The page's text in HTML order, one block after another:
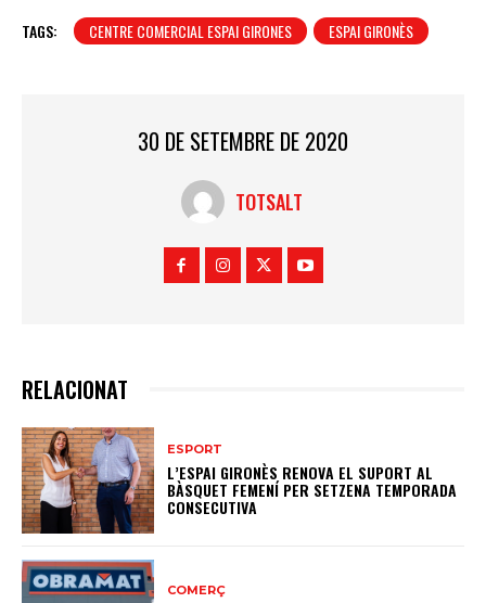
TAGS: CENTRE COMERCIAL ESPAI GIRONES ESPAI GIRONÈS
30 DE SETEMBRE DE 2020
TOTSALT
RELACIONAT
ESPORT
L’ESPAI GIRONÈS RENOVA EL SUPORT AL
BÀSQUET FEMENÍ PER SETZENA TEMPORADA
CONSECUTIVA
COMERÇ